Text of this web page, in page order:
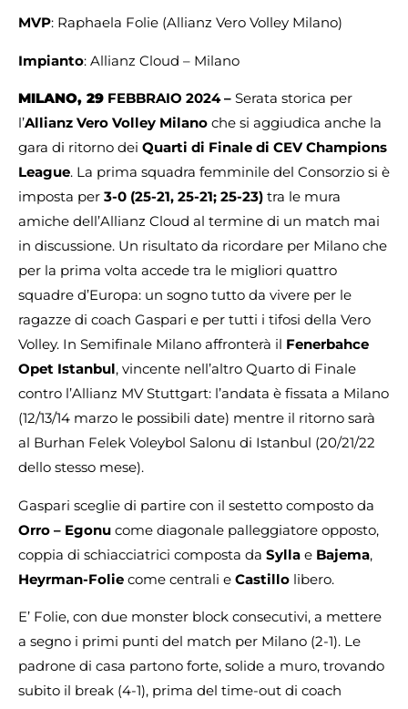
MVP: Raphaela Folie (Allianz Vero Volley Milano)
Impianto: Allianz Cloud – Milano
MILANO, 29 FEBBRAIO 2024 – Serata storica per
l’Allianz Vero Volley Milano che si aggiudica anche la
gara di ritorno dei Quarti di Finale di CEV Champions
League. La prima squadra femminile del Consorzio si è
imposta per 3-0 (25-21, 25-21; 25-23) tra le mura
amiche dell’Allianz Cloud al termine di un match mai
in discussione. Un risultato da ricordare per Milano che
per la prima volta accede tra le migliori quattro
squadre d’Europa: un sogno tutto da vivere per le
ragazze di coach Gaspari e per tutti i tifosi della Vero
Volley. In Semifinale Milano affronterà il Fenerbahce
Opet Istanbul, vincente nell’altro Quarto di Finale
contro l’Allianz MV Stuttgart: l’andata è fissata a Milano
(12/13/14 marzo le possibili date) mentre il ritorno sarà
al Burhan Felek Voleybol Salonu di Istanbul (20/21/22
dello stesso mese).
Gaspari sceglie di partire con il sestetto composto da
Orro – Egonu come diagonale palleggiatore opposto,
coppia di schiacciatrici composta da Sylla e Bajema,
Heyrman-Folie come centrali e Castillo libero.
E’ Folie, con due monster block consecutivi, a mettere
a segno i primi punti del match per Milano (2-1). Le
padrone di casa partono forte, solide a muro, trovando
subito il break (4-1), prima del time-out di coach